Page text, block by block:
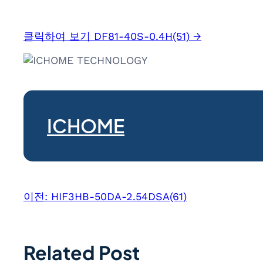
클릭하여 보기 DF81-40S-0.4H(51) →
ICHOME
이전: HIF3HB-50DA-2.54DSA(61)
Related Post